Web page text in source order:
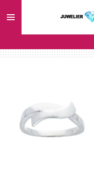
direct
hoofdinhoud